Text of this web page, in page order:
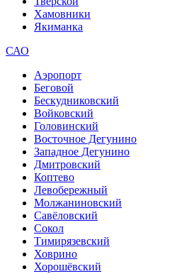
Хамовники
Якиманка
САО
Аэропорт
Беговой
Бескудниковский
Войковский
Головинский
Восточное Дегунино
Западное Дегунино
Дмитровский
Коптево
Левобережный
Молжаниновский
Савёловский
Сокол
Тимирязевский
Ховрино
Хорошёвский